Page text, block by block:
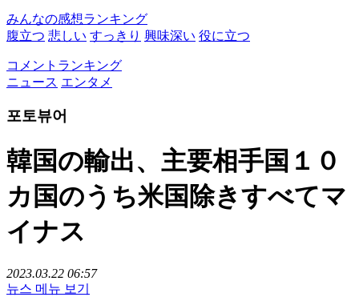
みんなの感想ランキング
腹立つ 悲しい すっきり 興味深い 役に立つ
コメントランキング
ニュース エンタメ
포토뷰어
韓国の輸出、主要相手国１０
カ国のうち米国除きすべてマ
イナス
2023.03.22 06:57
뉴스 메뉴 보기